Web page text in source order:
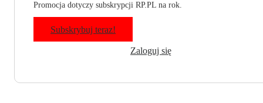
Promocja dotyczy subskrypcji RP.PL na rok.
Subskrybuj teraz!
Zaloguj się